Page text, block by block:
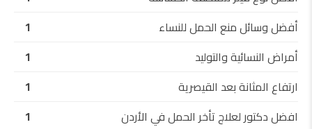
أفضل وسائل منع الحمل للنساء
1
أمراض النسائية والتوليد
1
ارتفاع المثانة بعد القيصرية
1
افضل دكتور لعلاج تأخر الحمل في الأردن
1